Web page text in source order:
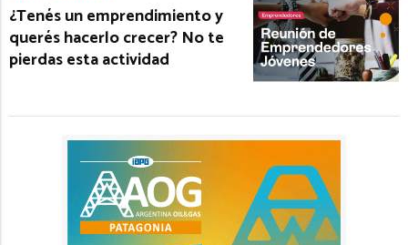
¿Tenés un emprendimiento y
querés hacerlo crecer? No te
pierdas esta actividad